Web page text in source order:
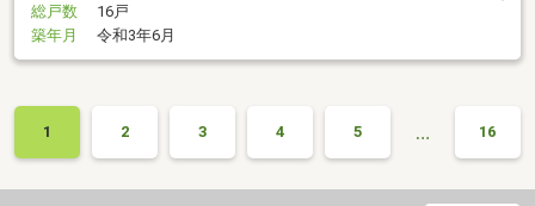
総戸数
16戸
築年月
令和3年6月
1 2 3 4 5 … 16